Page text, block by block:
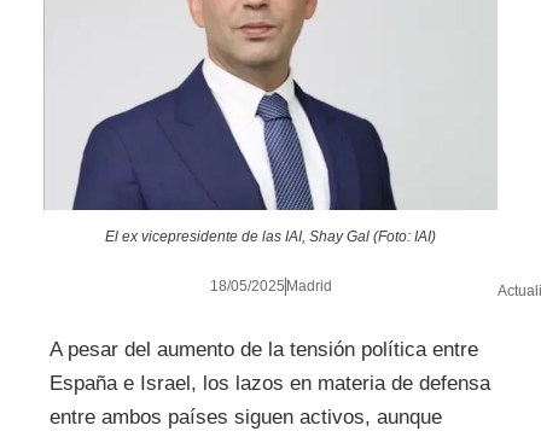
El ex vicepresidente de las IAI, Shay Gal (Foto: IAI)
18/05/2025 Madrid
A pesar del aumento de la tensión política entre
España e Israel, los lazos en materia de defensa
entre ambos países siguen activos, aunque